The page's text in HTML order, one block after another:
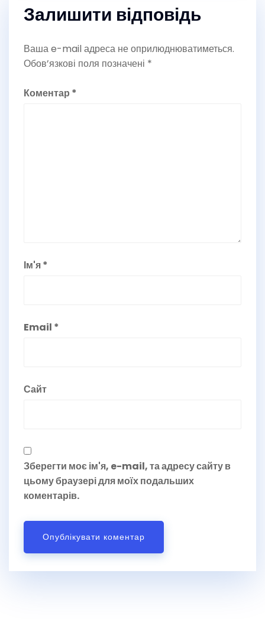
Залишити відповідь
Ваша e-mail адреса не оприлюднюватиметься.
Обов’язкові поля позначені *
Коментар *
Ім'я*
Email *
Сайт
Зберегти моє ім'я, e-mail, та адресу сайту в
цьому браузері для моїх подальших
коментарів.